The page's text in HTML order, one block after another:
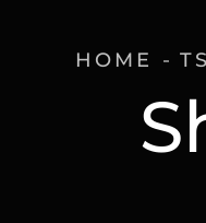
HOME